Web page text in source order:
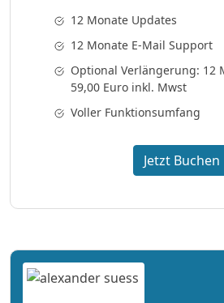
12 Monate Updates
12 Monate E-Mail Support
Optional Verlängerung: 12
59,00 Euro inkl. Mwst
Voller Funktionsumfang
Jetzt Buchen